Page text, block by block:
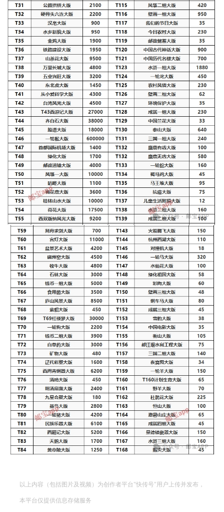
以上内容（包括图片及视频）为创作者平台"快传号"用户上传并发布，
本平台仅提供信息存储服务